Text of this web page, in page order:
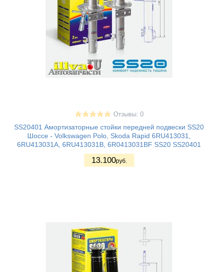
Отзывы: 0
SS20401 Амортизаторные стойки передней подвески SS20
Шоссе - Volkswagen Polo, Skoda Rapid 6RU413031,
6RU413031A, 6RU413031B, 6R0413031BF SS20 SS20401
13.100руб.